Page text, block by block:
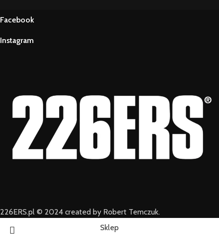
Facebook
Instagram
226ERS.pl © 2024 created by Robert Temczuk.
Sklep